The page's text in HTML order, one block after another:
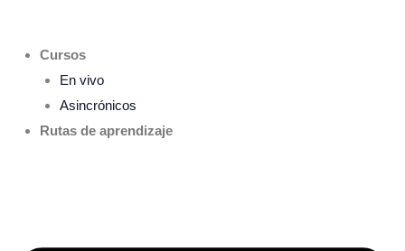
contenidoCursos
En vivo
Asincrónicos
Rutas de aprendizaje